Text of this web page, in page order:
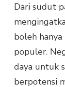
Dari sudut
boleh
populer.
daya untuk
berpotensi